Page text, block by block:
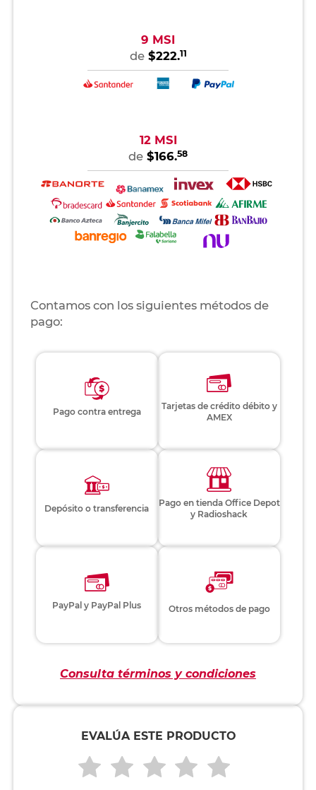
9 MSI
de $222.11
12 MSI
de $166.58
Contamos con los siguientes métodos de
pago:
Pago contra entrega
Tarjetas de crédito débito y
AMEX
Depósito o transferencia
Pago en tienda Office Depot
y Radioshack
PayPal y PayPal Plus Otros métodos de pago
Consulta términos y condiciones
EVALÚA ESTE PRODUCTO